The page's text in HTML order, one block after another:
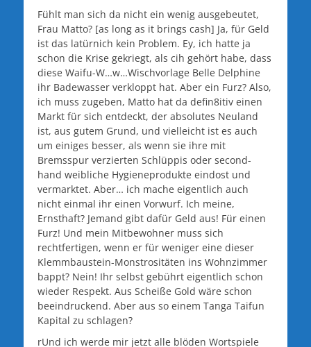
Fühlt man sich da nicht ein wenig ausgebeutet,
Frau Matto? [as long as it brings cash] Ja, für Geld
ist das latürnich kein Problem. Ey, ich hatte ja
schon die Krise gekriegt, als cih gehört habe, dass
diese Waifu-W…w…Wischvorlage Belle Delphine
ihr Badewasser verkloppt hat. Aber ein Furz? Also,
ich muss zugeben, Matto hat da defin8itiv einen
Markt für sich entdeckt, der absolutes Neuland
ist, aus gutem Grund, und vielleicht ist es auch
um einiges besser, als wenn sie ihre mit
Bremsspur verzierten Schlüppis oder second-
hand weibliche Hygieneprodukte eindost und
vermarktet. Aber… ich mache eigentlich auch
nicht einmal ihr einen Vorwurf. Ich meine,
Ernsthaft? Jemand gibt dafür Geld aus! Für einen
Furz! Und mein Mitbewohner muss sich
rechtfertigen, wenn er für weniger eine dieser
Klemmbaustein-Monstrositäten ins Wohnzimmer
bappt? Nein! Ihr selbst gebührt eigentlich schon
wieder Respekt. Aus Scheiße Gold wäre schon
beeindruckend. Aber aus so einem Tanga Taifun
Kapital zu schlagen?
rUnd ich werde mir jetzt alle blöden Wortspiele